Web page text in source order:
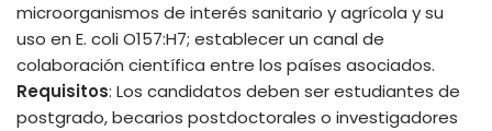
microorganismos de interés sanitario y agrícola y su
uso en E. coli O157:H7; establecer un canal de
colaboración científica entre los países asociados.
Requisitos: Los candidatos deben ser estudiantes de
postgrado, becarios postdoctorales o investigadores